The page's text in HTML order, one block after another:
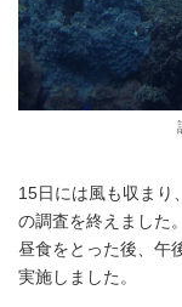
15日には風も収まり
の調査を終えました
昼食をとった後、午
実施しました。